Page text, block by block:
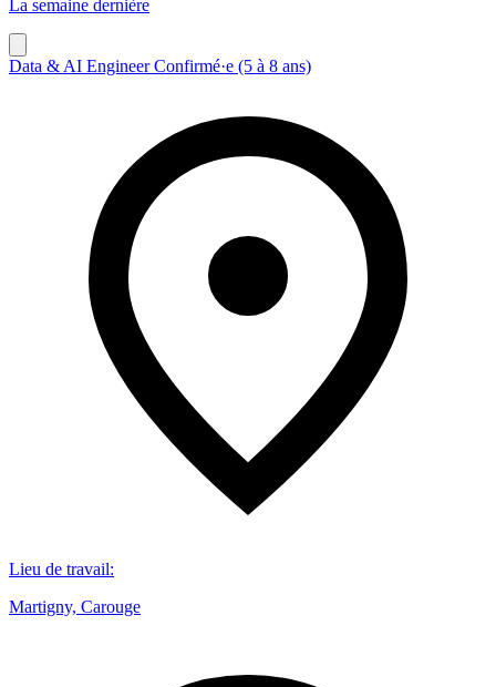
La semaine dernière
Data & AI Engineer Confirmé·e (5 à 8 ans)
Lieu de travail:
Martigny, Carouge